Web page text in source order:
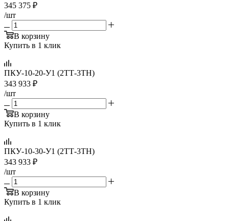
345 375 ₽
/шт
В корзину
Купить в 1 клик
ПКУ-10-20-У1 (2ТТ-3ТН)
343 933 ₽
/шт
В корзину
Купить в 1 клик
ПКУ-10-30-У1 (2ТТ-3ТН)
343 933 ₽
/шт
В корзину
Купить в 1 клик